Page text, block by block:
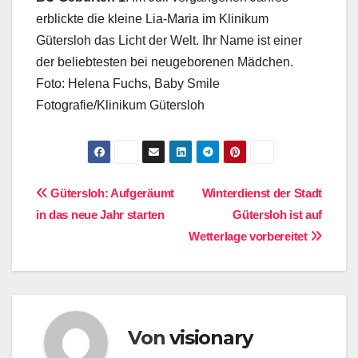
erblickte die kleine Lia-Maria im Klinikum
Gütersloh das Licht der Welt. Ihr Name ist einer
der beliebtesten bei neugeborenen Mädchen.
Foto: Helena Fuchs, Baby Smile
Fotografie/Klinikum Gütersloh
Beitragsnavigation
Winterdienst der Stadt
Gütersloh ist auf
Wetterlage vorbereitet
Gütersloh: Aufgeräumt
in das neue Jahr starten
Vonvisionary